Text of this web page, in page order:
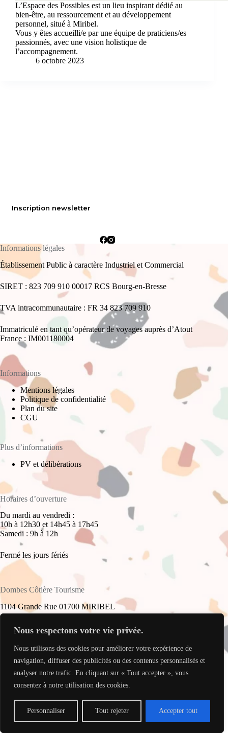
Nous respectons votre vie privée.
Nous utilisons des cookies pour améliorer votre expérience de
navigation, diffuser des publicités ou des contenus personnalisés et
analyser notre trafic. En cliquant sur « Tout accepter », vous
consentez à notre utilisation des cookies.
Personnaliser Tout rejeter Accepter tout
L’Espace des Possibles est un lieu inspirant dédié au
bien-être, au ressourcement et au développement
personnel, situé à Miribel.
Vous y êtes accueilli/e par une équipe de praticiens/es
passionnés, avec une vision holistique de
l’accompagnement.
6 octobre 2023
Inscription newsletter
Informations légales
Établissement Public à caractère Industriel et Commercial
SIRET : 823 709 910 00017 RCS Bourg-en-Bresse
TVA intracommunautaire : FR 34 823 709 910
Immatriculé en tant qu’opérateur de voyages auprès d’Atout
France : IM001180004
Informations
Mentions légales
Politique de confidentialité
Plan du site
CGU
Plus d’informations
PV et délibérations
Horaires d’ouverture
Du mardi au vendredi :
10h à 12h30 et 14h45 à 17h45
Samedi : 9h à 12h
Fermé les jours fériés
Dombes Côtière Tourisme
1104 Grande Rue 01700 MIRIBEL
+33(0)4 78 55 61 16
accueil@dombes-cotiere-tourisme.fr
Copyright © 2026 - Site réalisé parMy Freelance Rocks.